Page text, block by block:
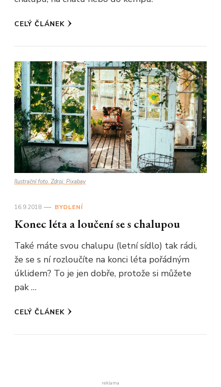
CELÝ ČLÁNEK
Ilustrační foto. Zdroj: Pixabay
16.9.2018 BYDLENÍ
Konec léta a loučení se s chalupou
Také máte svou chalupu (letní sídlo) tak rádi,
že se s ní rozloučíte na konci léta pořádným
úklidem? To je jen dobře, protože si můžete
pak …
CELÝ ČLÁNEK
reklama